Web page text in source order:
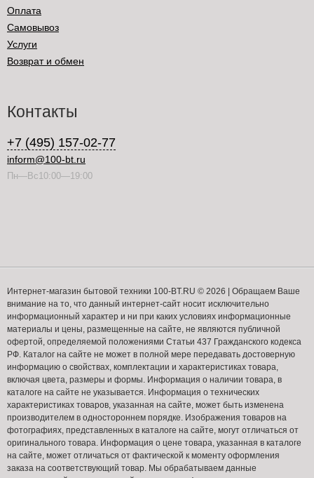
Оплата
Самовывоз
Услуги
Возврат и обмен
Контакты
+7 (495) 157-02-77
inform@100-bt.ru
Пн—Вс10:00—19:00
Интернет-магазин бытовой техники 100-BT.RU © 2026 | Обращаем Ваше
внимание на то, что данный интернет-сайт носит исключительно
информационный характер и ни при каких условиях информационные
материалы и цены, размещенные на сайте, не являются публичной
офертой, определяемой положениями Статьи 437 Гражданского кодекса
РФ. Каталог на сайте не может в полной мере передавать достоверную
информацию о свойствах, комплектации и характеристиках товара,
включая цвета, размеры и формы. Информация о наличии товара, в
каталоге на сайте не указывается. Информация о технических
характеристиках товаров, указанная на сайте, может быть изменена
производителем в одностороннем порядке. Изображения товаров на
фотографиях, представленных в каталоге на сайте, могут отличаться от
оригинального товара. Информация о цене товара, указанная в каталоге
на сайте, может отличаться от фактической к моменту оформления
заказа на соответствующий товар. Мы обрабатываем данные